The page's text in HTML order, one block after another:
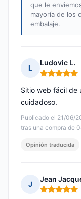
que le
mayoría de los
embalaje.
L
Ludovic L.
Nota: 5 de 5
Publicado el 21/06/
tras una compra de
Sitio web fácil de
cuidadoso.
Opinión traducida
J
Jean
Nota: 5 de 5